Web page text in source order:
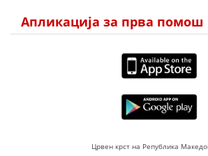
Апликација за прва помош
Црвен крст на Република